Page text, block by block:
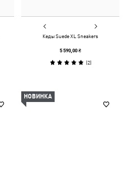
Кеды Suede XL Sneakers
5 590,00 ₴
(2)
НОВИНКА